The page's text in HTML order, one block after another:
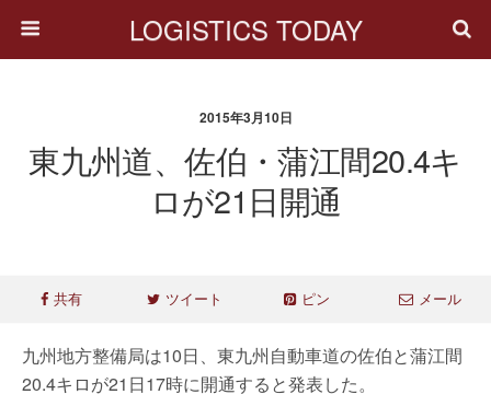
LOGISTICS TODAY
2015年3月10日
東九州道、佐伯・蒲江間20.4キ
ロが21日開通
共有 ツイート ピン メール
九州地方整備局は10日、東九州自動車道の佐伯と蒲江間
20.4キロが21日17時に開通すると発表した。